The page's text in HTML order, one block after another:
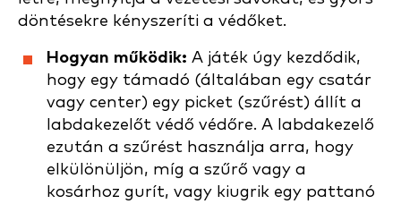
döntésekre kényszeríti a védőket.
Hogyan működik: A játék úgy kezdődik,
hogy egy támadó (általában egy csatár
vagy center) egy picket (szűrést) állít a
labdakezelőt védő védőre. A labdakezelő
ezután a szűrést használja arra, hogy
elkülönüljön, míg a szűrő vagy a
kosárhoz gurít, vagy kiugrik egy pattanó